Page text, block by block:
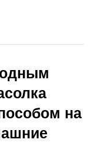
на